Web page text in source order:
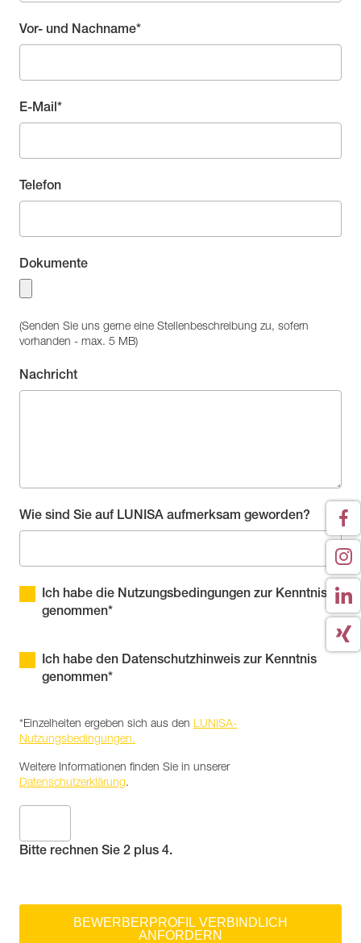
Pflichtfeld
Vor- und Nachname*
Pflichtfeld
E-Mail*
Telefon
Dokumente
(Senden Sie uns gerne eine Stellenbeschreibung zu, sofern
vorhanden - max. 5 MB)
Nachricht
Wie sind Sie auf LUNISA aufmerksam geworden?
Ich habe die Nutzungsbedingungen zur Kenntnis
genommen*
Ich habe den Datenschutzhinweis zur Kenntnis
genommen*
*Einzelheiten ergeben sich aus den LUNISA-
Nutzungsbedingungen.
Weitere Informationen finden Sie in unserer
Datenschutzerklärung.
Bitte rechnen Sie 2 plus 4.
BEWERBERPROFIL VERBINDLICH
ANFORDERN